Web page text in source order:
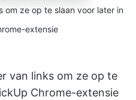
om ze op te slaan voor later in
extensie
van links om ze op te
Chrome-extensie